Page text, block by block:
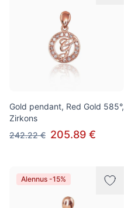
Gold pendant, Red Gold 585°,
Zirkons
242.22 € 205.89 €
Alennus -15%